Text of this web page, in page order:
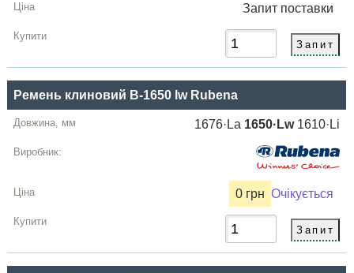
Запит поставки
Ремень клиновий B-1650 lw Rubena
1676·La 1650·Lw1610·Li
0 грн Очікується